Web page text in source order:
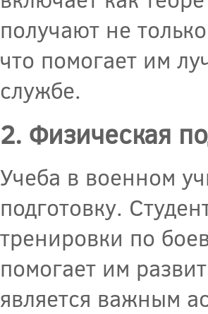
получают не
что помогает им
службе.
2. Физическая
Учеба в военном
подготовку.
тренировки по
помогает им
является важным